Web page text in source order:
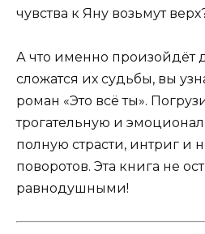
чувства к Яну возьмут
А что именно произойдёт
сложатся их судьбы, вы
роман «Это всё ты».
трогательную и
полную страсти, интриг и
поворотов. Эта книга не
равнодушными!